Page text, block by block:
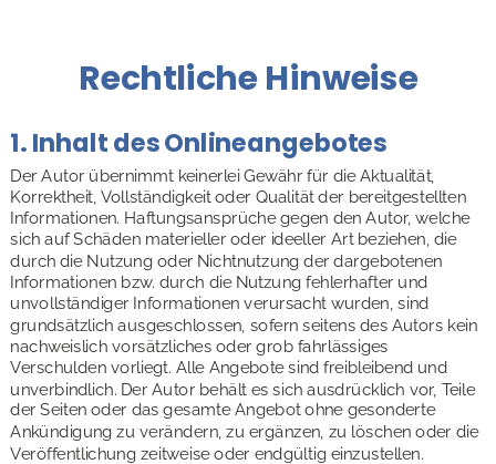
Rechtliche Hinweise
1. Inhalt des Onlineangebotes
Der Autor übernimmt keinerlei Gewähr für die Aktualität,
Korrektheit, Vollständigkeit oder Qualität der bereitgestellten
Informationen. Haftungsansprüche gegen den Autor, welche
sich auf Schäden materieller oder ideeller Art beziehen, die
durch die Nutzung oder Nichtnutzung der dargebotenen
Informationen bzw. durch die Nutzung fehlerhafter und
unvollständiger Informationen verursacht wurden, sind
grundsätzlich ausgeschlossen, sofern seitens des Autors kein
nachweislich vorsätzliches oder grob fahrlässiges
Verschulden vorliegt. Alle Angebote sind freibleibend und
unverbindlich. Der Autor behält es sich ausdrücklich vor, Teile
der Seiten oder das gesamte Angebot ohne gesonderte
Ankündigung zu verändern, zu ergänzen, zu löschen oder die
Veröffentlichung zeitweise oder endgültig einzustellen.